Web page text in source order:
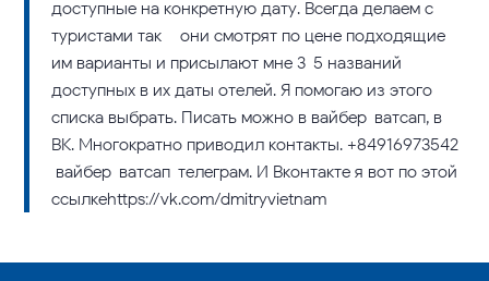
доступные на конкретную дату. Всегда делаем с
туристами так – они смотрят по цене подходящие
им варианты и присылают мне 3-5 названий
доступных в их даты отелей. Я помогаю из этого
списка выбрать. Писать можно в вайбер-ватсап, в
ВК. Многократно приводил контакты. +84916973542
вайбер-ватсап-телеграм. И Вконтакте я вот по этой
ссылкеhttps://vk.com/dmitryvietnam